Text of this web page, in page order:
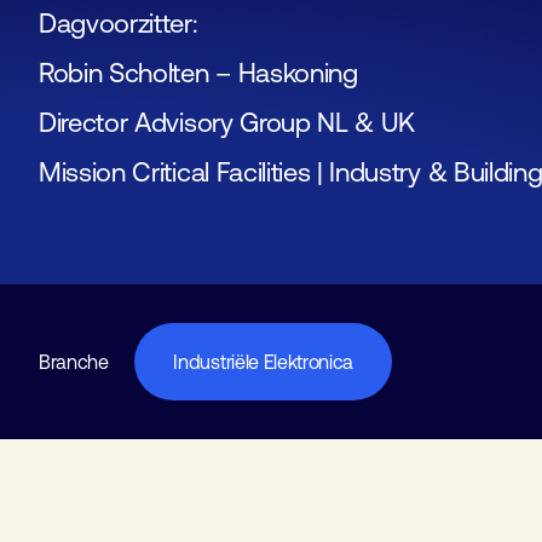
Dagvoorzitter:
Robin Scholten – Haskoning
Director Advisory Group NL & UK
Mission Critical Facilities | Industry &
Branche Industriële Elektronica